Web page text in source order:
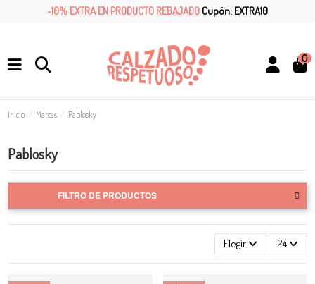
-10% EXTRA EN PRODUCTO REBAJADO Cupón: EXTRA10
0
Inicio Marcas Pablosky
Pablosky
FILTRO DE PRODUCTOS
Elegir 24